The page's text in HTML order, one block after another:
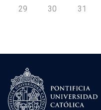
29 30 31